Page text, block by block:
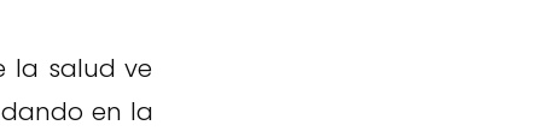
la salud ve
en la